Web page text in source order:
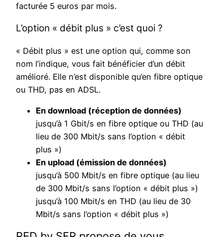
facturée 5 euros par mois.
L’option « débit plus » c’est quoi ?
« Débit plus » est une option qui, comme son
nom l’indique, vous fait bénéficier d’un débit
amélioré. Elle n’est disponible qu’en fibre optique
ou THD, pas en ADSL.
En download (réception de données)
jusqu’à 1 Gbit/s en fibre optique ou THD (au
lieu de 300 Mbit/s sans l’option « débit
plus »)
En upload (émission de données)
jusqu’à 500 Mbit/s en fibre optique (au lieu
de 300 Mbit/s sans l’option « débit plus »)
jusqu’à 100 Mbit/s en THD (au lieu de 30
Mbit/s sans l’option « débit plus »)